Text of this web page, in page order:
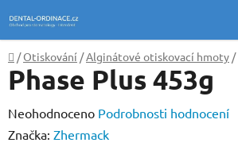
na
obsah
Domů
/ Otiskování /Alginátové otiskovací hmoty /
Phase Plus 453g
Průměrné
hodnocení
Neohodnoceno Podrobnosti hodnocení
Značka: Zhermack